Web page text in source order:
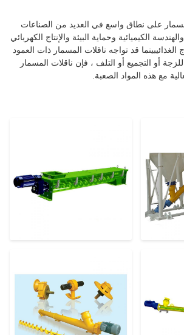
على نطاق واسع في العديد من الصناعات
الكيميائية وحماية البيئة والإنتاج الكهربائي
الغذائيبينما قد تواجه ناقلات المسمار ذات العمود
أو التجميع أو التلف ، فإن ناقلات المسمار
مع هذه المواد الصعبة.